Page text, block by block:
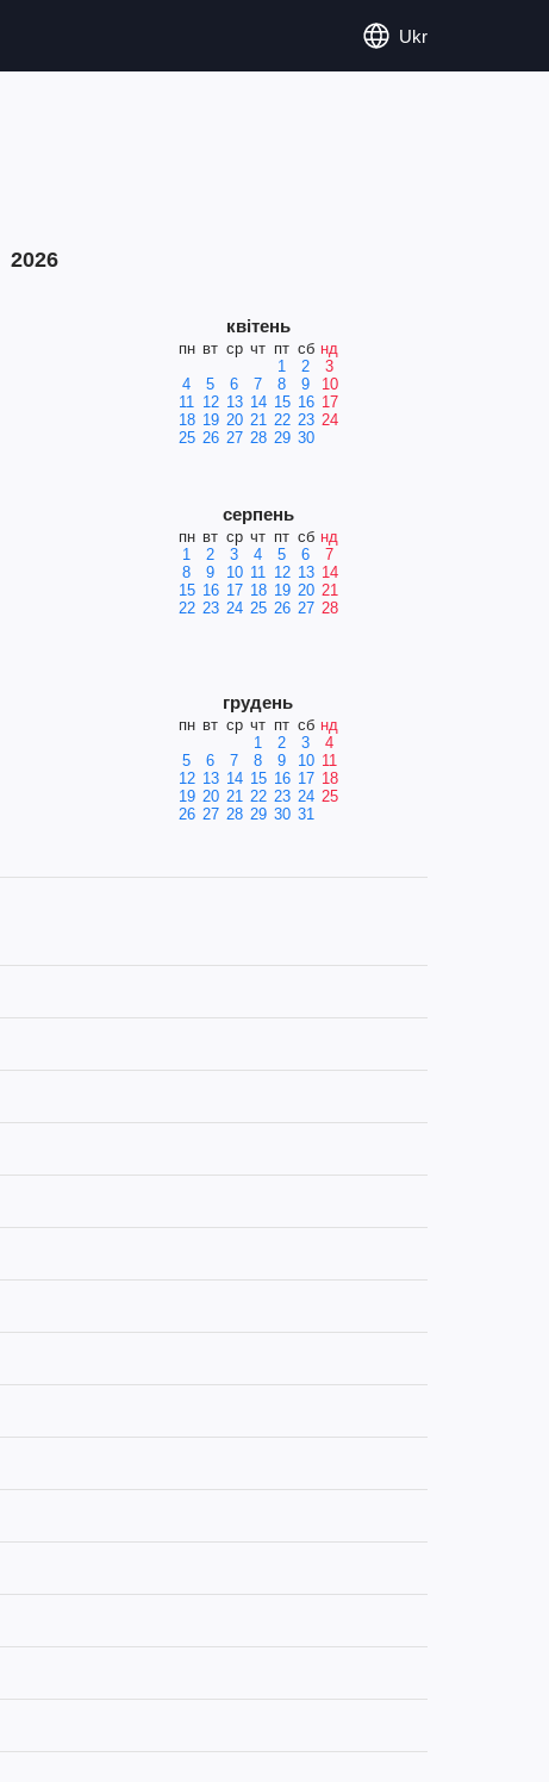
Ukr
2026
квітень
пн вт ср чт пт сб нд
1
2
3
4
5 6 7 8 9
10
11 12 13 14 15 16 17
18 19 20 21 22 23 24
25 26 27 28 29 30
серпень
пн вт ср чт пт сб нд
1
2 3 4 5 6
7
8
9 10 11 12 13 14
15 16 17 18 19 20 21
22 23 24 25 26 27 28
грудень
пн вт ср чт пт сб нд
1
2 3
4
5
6 7 8 9 10 11
12 13 14 15 16 17 18
19 20 21 22 23 24 25
26 27 28 29 30 31